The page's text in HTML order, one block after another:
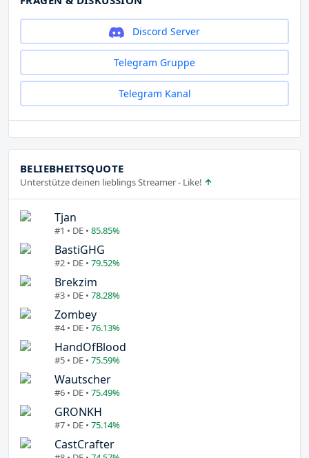
Discord Server
Telegram Gruppe
Telegram Kanal
BELIEBHEITSQUOTE
Unterstütze deinen lieblings Streamer - Like!
Tjan
#1 • DE • 85.85%
BastiGHG
#2 • DE • 79.52%
Brekzim
#3 • DE • 78.28%
Zombey
#4 • DE • 76.13%
HandOfBlood
#5 • DE • 75.59%
Wautscher
#6 • DE • 75.49%
GRONKH
#7 • DE • 75.14%
CastCrafter